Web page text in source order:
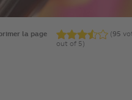
la page (95
out of 5)